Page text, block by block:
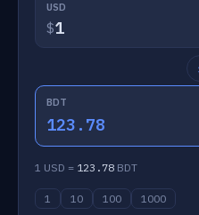
USD
$
BDT
123.78
1 USD = 123.78 BDT
1 10 100 1000